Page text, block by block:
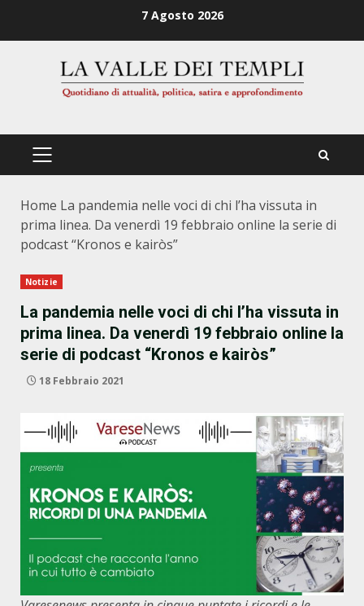
7 Agosto 2026
PRIMÄRES
Home La pandemia nelle voci di chi l’ha vissuta in
prima linea. Da venerdì 19 febbraio online la serie di
podcast “Kronos e kairòs”
Notizie
La pandemia nelle voci di chi l’ha vissuta in
prima linea. Da venerdì 19 febbraio online la
serie di podcast “Kronos e kairòs”
18 Febbraio 2021